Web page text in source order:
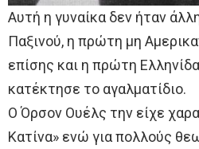
Αυτή η γυναίκα δεν ήταν
Παξινού, η πρώτη μη
επίσης και η πρώτη
κατέκτησε το αγαλματίδιο.
Ο Όρσον Ουέλς την είχε
Κατίνα» ενώ για πολλούς